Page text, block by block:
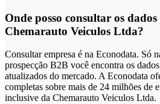
Onde posso consultar os dados
Chemarauto Veiculos Ltda?
Consultar empresa é na Econodata. Só
prospecção B2B você encontra os
atualizados do mercado. A Econodata
completas sobre mais de 24 milhões de
inclusive da Chemarauto Veiculos Ltda.